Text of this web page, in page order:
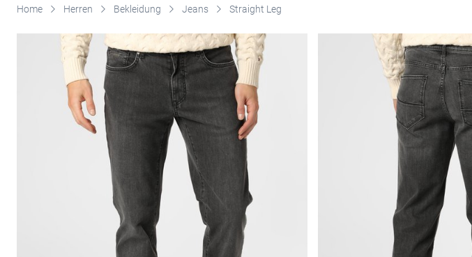
Home Herren Bekleidung Jeans Straight Leg